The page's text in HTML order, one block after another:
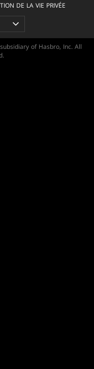
DE LA VIE PRIVÉE
of Hasbro, Inc. All